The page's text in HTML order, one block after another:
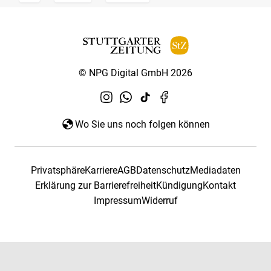
© NPG Digital GmbH 2026
Wo Sie uns noch folgen können
PrivatsphäreKarriereAGBDatenschutzMediadaten
Erklärung zur BarrierefreiheitKündigungKontakt
ImpressumWiderruf